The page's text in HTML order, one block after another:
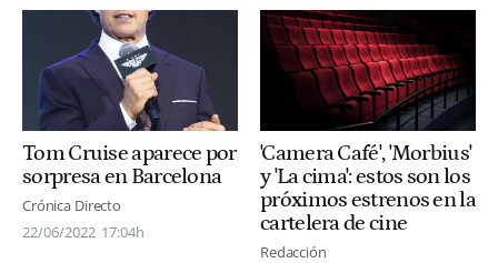
Tom Cruise aparece por
sorpresa en Barcelona
Crónica Directo
22/06/2022 17:04h
'Camera Café', 'Morbius'
y 'La cima': estos son los
próximos estrenos en la
cartelera de cine
Redacción